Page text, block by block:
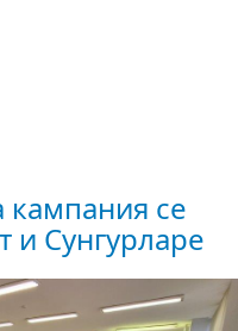
кампания се
и Сунгурларе